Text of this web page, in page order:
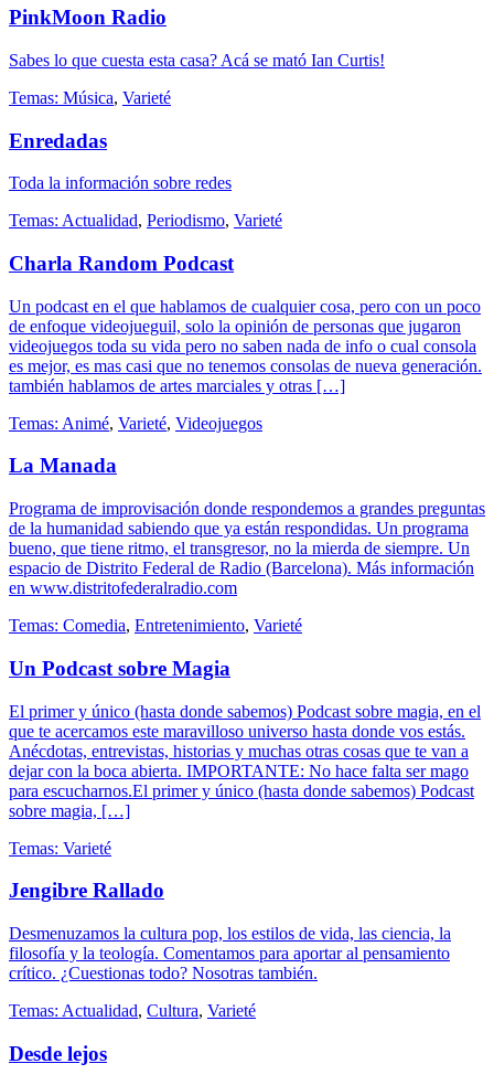
PinkMoon Radio
Sabes lo que cuesta esta casa? Acá se mató Ian Curtis!
Temas: Música, Varieté
Enredadas
Toda la información sobre redes
Temas: Actualidad, Periodismo, Varieté
Charla Random Podcast
Un podcast en el que hablamos de cualquier cosa, pero con un poco
de enfoque videojueguil, solo la opinión de personas que jugaron
videojuegos toda su vida pero no saben nada de info o cual consola
es mejor, es mas casi que no tenemos consolas de nueva generación.
también hablamos de artes marciales y otras […]
Temas: Animé, Varieté, Videojuegos
La Manada
Programa de improvisación donde respondemos a grandes preguntas
de la humanidad sabiendo que ya están respondidas. Un programa
bueno, que tiene ritmo, el transgresor, no la mierda de siempre. Un
espacio de Distrito Federal de Radio (Barcelona). Más información
en www.distritofederalradio.com
Temas: Comedia, Entretenimiento, Varieté
Un Podcast sobre Magia
El primer y único (hasta donde sabemos) Podcast sobre magia, en el
que te acercamos este maravilloso universo hasta donde vos estás.
Anécdotas, entrevistas, historias y muchas otras cosas que te van a
dejar con la boca abierta. IMPORTANTE: No hace falta ser mago
para escucharnos.El primer y único (hasta donde sabemos) Podcast
sobre magia, […]
Temas: Varieté
Jengibre Rallado
Desmenuzamos la cultura pop, los estilos de vida, las ciencia, la
filosofía y la teología. Comentamos para aportar al pensamiento
crítico. ¿Cuestionas todo? Nosotras también.
Temas: Actualidad, Cultura, Varieté
Desde lejos